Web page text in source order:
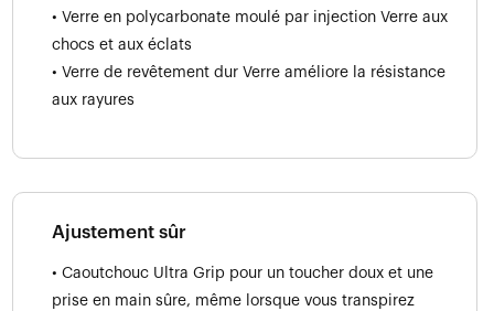
• Verre en polycarbonate moulé par injection Verre aux
chocs et aux éclats
• Verre de revêtement dur Verre améliore la résistance
aux rayures
Ajustement sûr
• Caoutchouc Ultra Grip pour un toucher doux et une
prise en main sûre, même lorsque vous transpirez